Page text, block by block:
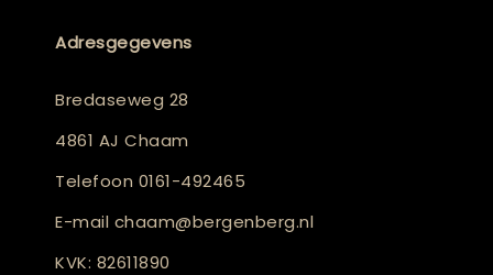
Adresgegevens
Bredaseweg 28
4861 AJ Chaam
Telefoon 0161-492465
E-mail chaam@bergenberg.nl
KVK: 82611890